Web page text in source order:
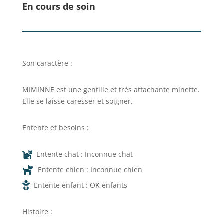
En cours de soin
Son caractère :
MIMINNE est une gentille et très attachante minette.
Elle se laisse caresser et soigner.
Entente et besoins :
 Entente chat : Inconnue chat
 Entente chien : Inconnue chien
 Entente enfant : OK enfants
Histoire :